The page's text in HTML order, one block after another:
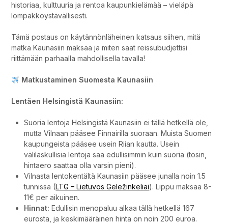
historiaa, kulttuuria ja rentoa kaupunkielämää – vieläpä
lompakkoystävällisesti.
Tämä postaus on käytännönläheinen katsaus siihen, mitä
matka Kaunasiin maksaa ja miten saat reissubudjettisi
riittämään parhaalla mahdollisella tavalla!
Matkustaminen Suomesta Kaunasiin
Lentäen Helsingistä Kaunasiin:
Suoria lentoja Helsingistä Kaunasiin ei tällä hetkellä ole,
mutta Vilnaan pääsee Finnairilla suoraan. Muista Suomen
kaupungeista pääsee usein Riian kautta. Usein
välilaskullisia lentoja saa edullisimmin kuin suoria (tosin,
hintaero saattaa olla varsin pieni).
Vilnasta lentokentältä Kaunasiin pääsee junalla noin 1.5
tunnissa (LTG – Lietuvos Geležinkeliai). Lippu maksaa 8-
11€ per aikuinen.
Hinnat: Edullisin menopaluu alkaa tällä hetkellä 167
eurosta, ja keskimääräinen hinta on noin 200 euroa.